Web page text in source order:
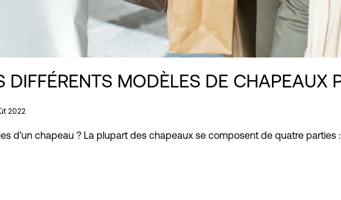
DIFFÉRENTS MODÈLES DE CHAPEAUX
2022
d’un chapeau ? La plupart des chapeaux se composent de quatre